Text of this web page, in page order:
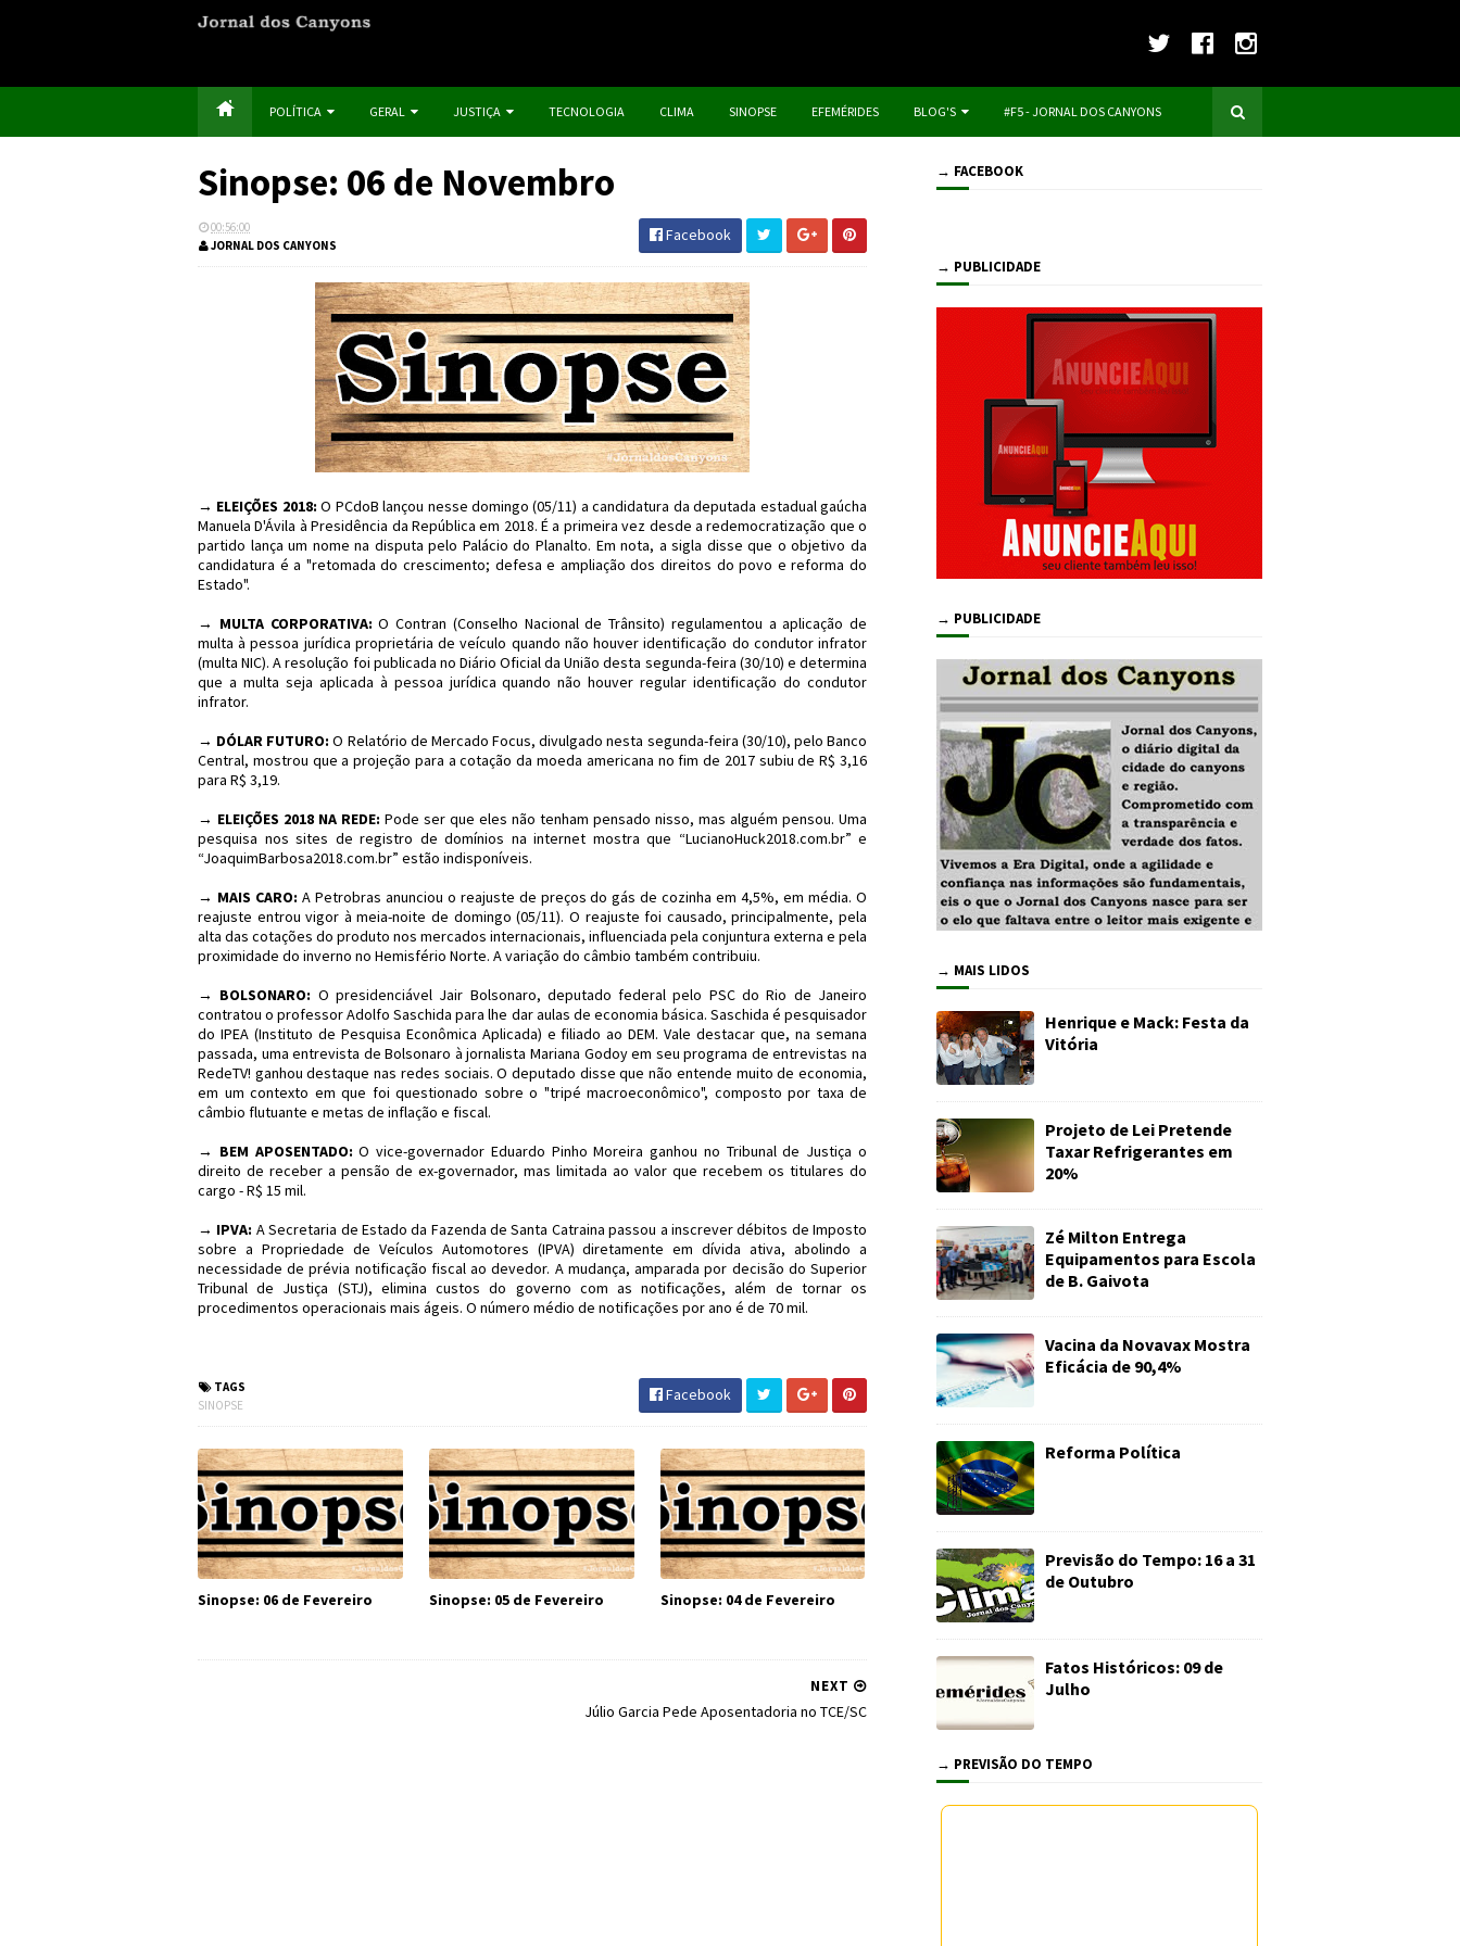
POLÍTICA GERAL JUSTIÇA TECNOLOGIA CLIMA SINOPSE EFEMÉRIDES BLOG'S #F5 - JORNAL DOS CANYONS
Sinopse: 06 de Novembro
00:56:00
JORNAL DOS CANYONS
Facebook
→ ELEIÇÕES 2018: O PCdoB lançou nesse domingo (05/11) a candidatura da deputada estadual gaúcha
Manuela D'Ávila à Presidência da República em 2018. É a primeira vez desde a redemocratização que o
partido lança um nome na disputa pelo Palácio do Planalto. Em nota, a sigla disse que o objetivo da
candidatura é a "retomada do crescimento; defesa e ampliação dos direitos do povo e reforma do
Estado".
→ MULTA CORPORATIVA: O Contran (Conselho Nacional de Trânsito) regulamentou a aplicação de
multa à pessoa jurídica proprietária de veículo quando não houver identificação do condutor infrator
(multa NIC). A resolução foi publicada no Diário Oficial da União desta segunda-feira (30/10) e determina
que a multa seja aplicada à pessoa jurídica quando não houver regular identificação do condutor
infrator.
→ DÓLAR FUTURO: O Relatório de Mercado Focus, divulgado nesta segunda-feira (30/10), pelo Banco
Central, mostrou que a projeção para a cotação da moeda americana no fim de 2017 subiu de R$ 3,16
para R$ 3,19.
→ ELEIÇÕES 2018 NA REDE: Pode ser que eles não tenham pensado nisso, mas alguém pensou. Uma
pesquisa nos sites de registro de domínios na internet mostra que “LucianoHuck2018.com.br” e
“JoaquimBarbosa2018.com.br” estão indisponíveis.
→ MAIS CARO: A Petrobras anunciou o reajuste de preços do gás de cozinha em 4,5%, em média. O
reajuste entrou vigor à meia-noite de domingo (05/11). O reajuste foi causado, principalmente, pela
alta das cotações do produto nos mercados internacionais, influenciada pela conjuntura externa e pela
proximidade do inverno no Hemisfério Norte. A variação do câmbio também contribuiu.
→ BOLSONARO: O presidenciável Jair Bolsonaro, deputado federal pelo PSC do Rio de Janeiro
contratou o professor Adolfo Saschida para lhe dar aulas de economia básica. Saschida é pesquisador
do IPEA (Instituto de Pesquisa Econômica Aplicada) e filiado ao DEM. Vale destacar que, na semana
passada, uma entrevista de Bolsonaro à jornalista Mariana Godoy em seu programa de entrevistas na
RedeTV! ganhou destaque nas redes sociais. O deputado disse que não entende muito de economia,
em um contexto em que foi questionado sobre o "tripé macroeconômico", composto por taxa de
câmbio flutuante e metas de inflação e fiscal.
→ BEM APOSENTADO: O vice-governador Eduardo Pinho Moreira ganhou no Tribunal de Justiça o
direito de receber a pensão de ex-governador, mas limitada ao valor que recebem os titulares do
cargo - R$ 15 mil.
→ IPVA: A Secretaria de Estado da Fazenda de Santa Catraina passou a inscrever débitos de Imposto
sobre a Propriedade de Veículos Automotores (IPVA) diretamente em dívida ativa, abolindo a
necessidade de prévia notificação fiscal ao devedor. A mudança, amparada por decisão do Superior
Tribunal de Justiça (STJ), elimina custos do governo com as notificações, além de tornar os
procedimentos operacionais mais ágeis. O número médio de notificações por ano é de 70 mil.
TAGS
SINOPSE
Facebook
Sinopse: 06 de Fevereiro Sinopse: 05 de Fevereiro Sinopse: 04 de Fevereiro
NEXT
Júlio Garcia Pede Aposentadoria no TCE/SC
→ FACEBOOK
→ PUBLICIDADE
→ PUBLICIDADE
→ MAIS LIDOS
Henrique e Mack: Festa da
Vitória
Projeto de Lei Pretende
Taxar Refrigerantes em
20%
Zé Milton Entrega
Equipamentos para Escola
de B. Gaivota
Vacina da Novavax Mostra
Eficácia de 90,4%
Reforma Política
Previsão do Tempo: 16 a 31
de Outubro
Fatos Históricos: 09 de
Julho
→ PREVISÃO DO TEMPO